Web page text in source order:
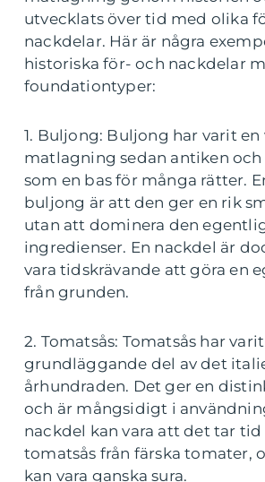
utvecklats över tid med olika
nackdelar. Här är några
historiska för- och nackdelar
foundationtyper:
1. Buljong: Buljong har varit
matlagning sedan antiken
som en bas för många rätter.
buljong är att den ger en rik
utan att dominera den
ingredienser. En nackdel är
vara tidskrävande att göra en
från grunden.
2. Tomatsås: Tomatsås har
grundläggande del av det
århundraden. Det ger en
och är mångsidigt i
nackdel kan vara att det tar
tomatsås från färska tomater,
kan vara ganska sura.